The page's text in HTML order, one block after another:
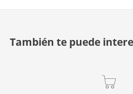
También te puede